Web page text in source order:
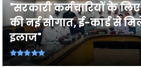
"सरकारी कर्मचारियों के लिए
की नई सौगात, ई-कार्ड से
इलाज"